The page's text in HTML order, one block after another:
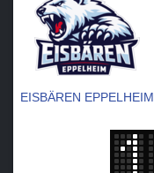
EISBÄREN EPPELHEIM